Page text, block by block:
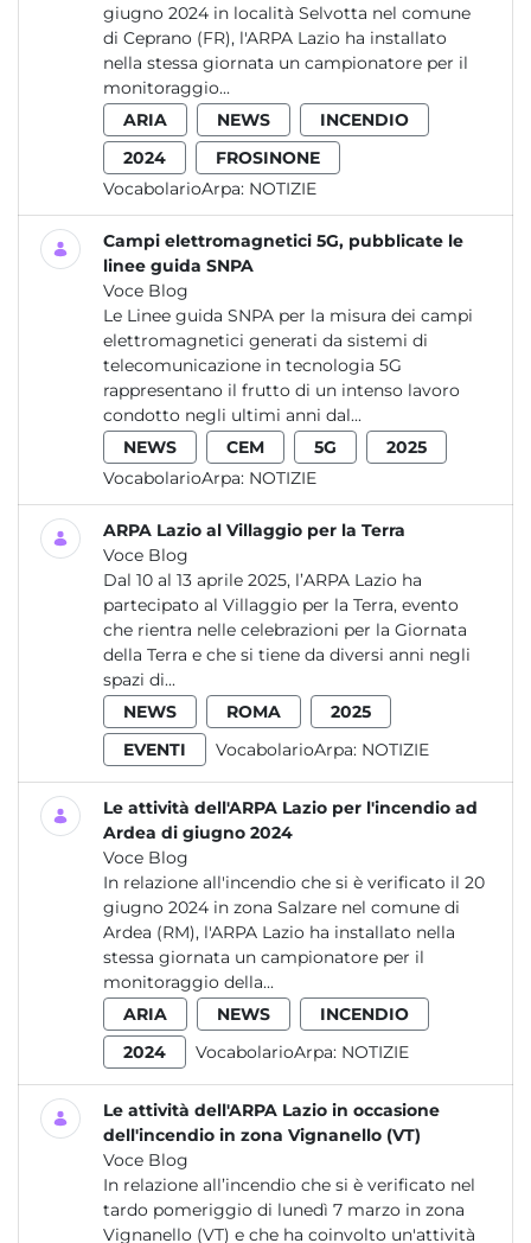
giugno 2024 in località Selvotta nel comune
di Ceprano (FR), l'ARPA Lazio ha installato
nella stessa giornata un campionatore per il
monitoraggio...
ARIA
NEWS
INCENDIO
2024
FROSINONE
VocabolarioArpa: NOTIZIE
Campi elettromagnetici 5G, pubblicate le
linee guida SNPA
Voce Blog
Le Linee guida SNPA per la misura dei campi
elettromagnetici generati da sistemi di
telecomunicazione in tecnologia 5G
rappresentano il frutto di un intenso lavoro
condotto negli ultimi anni dal...
NEWS
CEM 5G
2025
VocabolarioArpa: NOTIZIE
ARPA Lazio al Villaggio per la Terra
Voce Blog
Dal 10 al 13 aprile 2025, l’ARPA Lazio ha
partecipato al Villaggio per la Terra, evento
che rientra nelle celebrazioni per la Giornata
della Terra e che si tiene da diversi anni negli
spazi di...
NEWS
ROMA
2025
EVENTI
VocabolarioArpa: NOTIZIE
Le attività dell'ARPA Lazio per l'incendio ad
Ardea di giugno 2024
Voce Blog
In relazione all'incendio che si è verificato il 20
giugno 2024 in zona Salzare nel comune di
Ardea (RM), l'ARPA Lazio ha installato nella
stessa giornata un campionatore per il
monitoraggio della...
ARIA
NEWS
INCENDIO
2024
VocabolarioArpa: NOTIZIE
Le attività dell'ARPA Lazio in occasione
dell'incendio in zona Vignanello (VT)
Voce Blog
In relazione all’incendio che si è verificato nel
tardo pomeriggio di lunedì 7 marzo in zona
Vignanello (VT) e che ha coinvolto un'attività